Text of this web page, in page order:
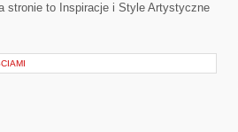
stronie to Inspiracje i Style Artystyczne